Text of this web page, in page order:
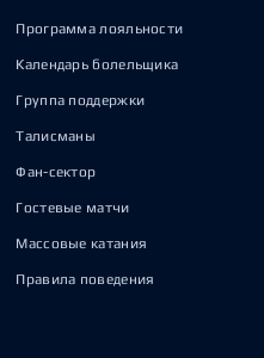
Программа лояльности
Календарь болельщика
Группа поддержки
Талисманы
Фан-сектор
Гостевые матчи
Массовые катания
Правила поведения